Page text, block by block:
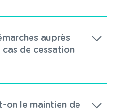
auprès
cas de cessation
on le maintien de